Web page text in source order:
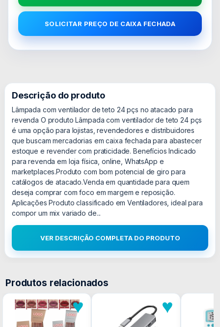
SOLICITAR PREÇO DE CAIXA FECHADA
Descrição do produto
Lâmpada com ventilador de teto 24 pçs no atacado para
revenda O produto Lâmpada com ventilador de teto 24 pçs
é uma opção para lojistas, revendedores e distribuidores
que buscam mercadorias em caixa fechada para abastecer
estoque e revender com praticidade. Benefícios Indicado
para revenda em loja física, online, WhatsApp e
marketplaces.Produto com bom potencial de giro para
catálogos de atacado.Venda em quantidade para quem
deseja comprar com foco em margem e reposição.
Aplicações Produto classificado em Ventiladores, ideal para
compor um mix variado de...
VER DESCRIÇÃO COMPLETA DO PRODUTO
Produtos relacionados
♥ ♥